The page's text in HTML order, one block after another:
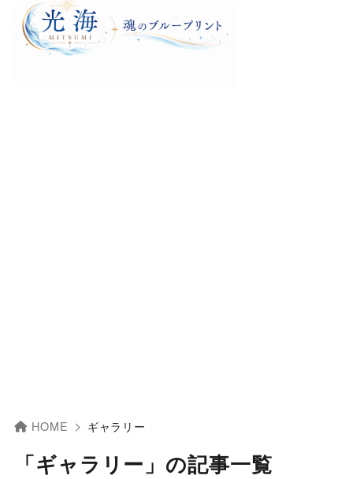
HOME ギャラリー
「ギャラリー」の記事一覧